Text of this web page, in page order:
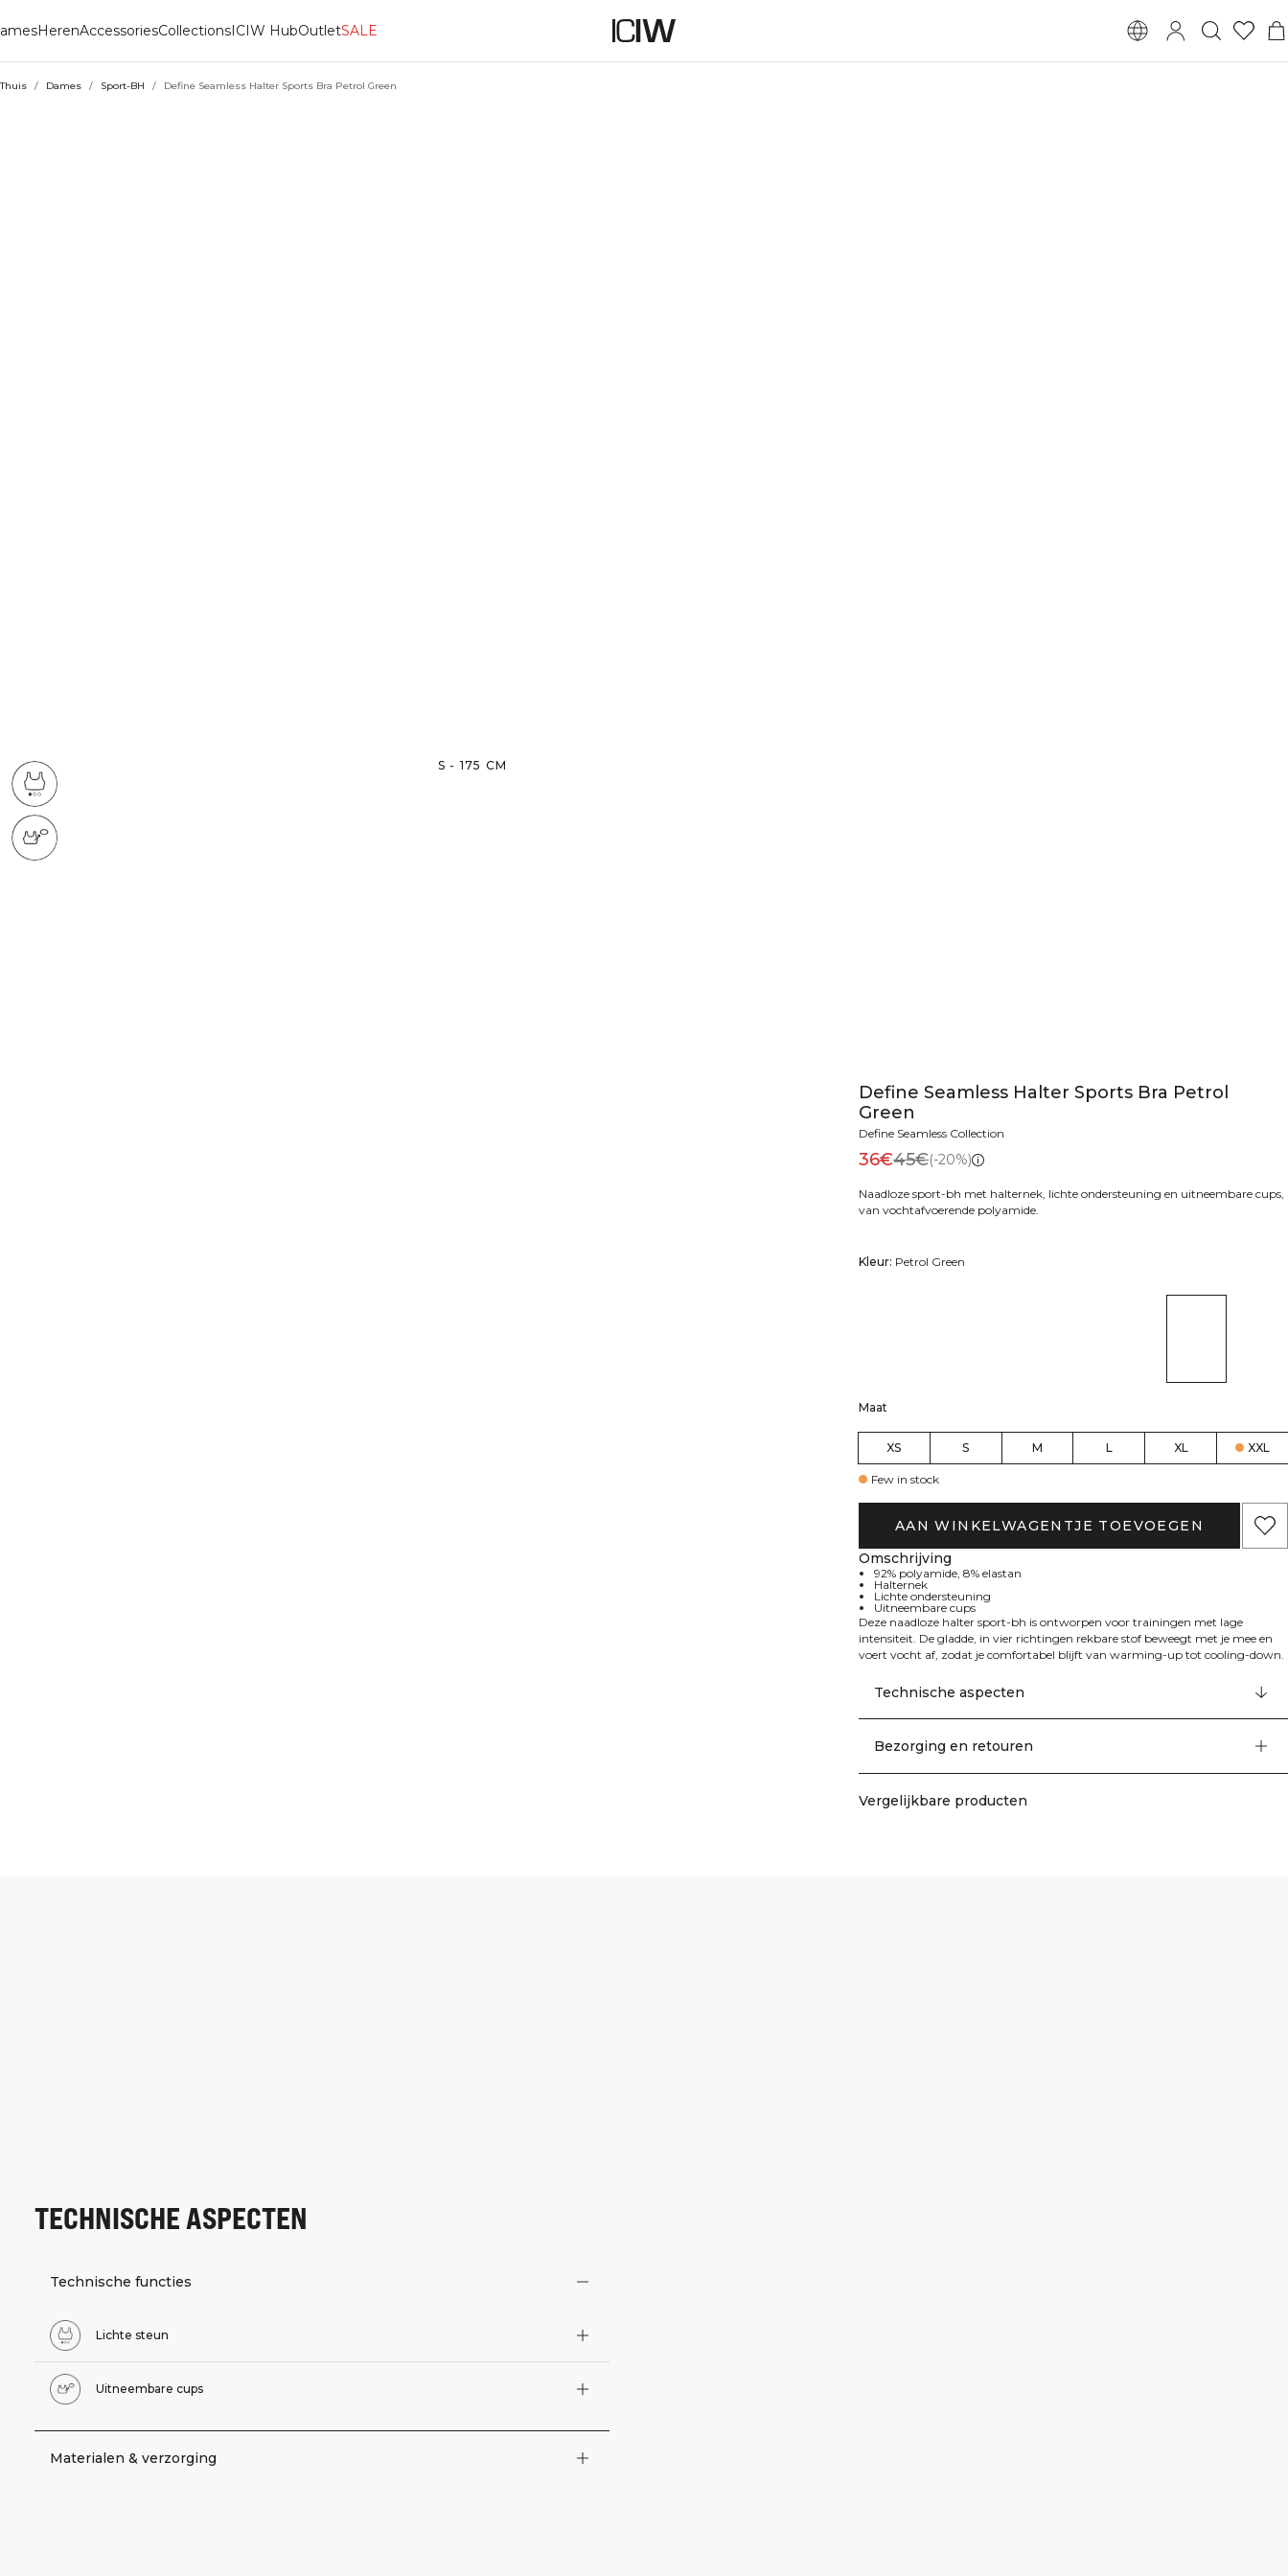
HerenAccessoriesCollectionsICIW HubOutletSALE
Thuis / Dames / Sport-BH / Define Seamless Halter Sports Bra Petrol Green
S - 175 CM
Define Seamless Halter Sports Bra Petrol
Green
Define Seamless Collection
36€45€(-20%)
Naadloze sport-bh met halternek, lichte ondersteuning en uitneembare cups,
van vochtafvoerende polyamide.
Kleur: Petrol Green
Maat
XS S M L XL XXL
Few in stock
AAN WINKELWAGENTJE TOEVOEGEN
Omschrijving
92% polyamide, 8% elastan
Halternek
Lichte ondersteuning
Uitneembare cups
Deze naadloze halter sport-bh is ontworpen voor trainingen met lage
intensiteit. De gladde, in vier richtingen rekbare stof beweegt met je mee en
voert vocht af, zodat je comfortabel blijft van warming-up tot cooling-down.
laten je de dekking en vorm naar wens aanpassen. Met een aansluitende
tweede-huid-pasvorm die schuren minimaliseert, biedt hij lichte
ondersteuning en volledige bewegingsvrijheid bij yoga, Pilates en je dagelijkse
Technische aspecten
Bezorging en retouren
Vergelijkbare producten
TECHNISCHE ASPECTEN
Technische functies
Lichte steun
Uitneembare cups
Materialen & verzorging